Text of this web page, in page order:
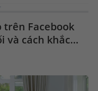
trên Facebook
và cách khắc